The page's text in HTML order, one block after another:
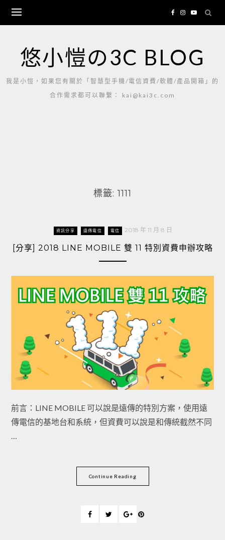
content
悠小愷の3C BLOG
我是小愷，如果您有關於「智慧型手機/電信資費/軟體/產品開箱」的
合作需求都可以聯繫： kai@kai3c.com
標籤:1111
資訊分享 遠傳電信 電信 2018 年 11 月 8 日
[分享] 2018 LINE MOBILE 雙 11 特別資費申辦攻略
前言：LINE MOBILE 可以說是遠傳的特別方案，使用遠
傳電信的基地台和系統，但資費可以說是和傳統截然不同
…
Continue Reading